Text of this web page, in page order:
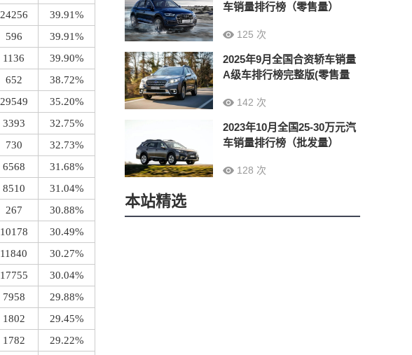
24256
39.91%
596
39.91%
1136
39.90%
652
38.72%
29549
35.20%
3393
32.75%
730
32.73%
6568
31.68%
8510
31.04%
267
30.88%
10178
30.49%
11840
30.27%
17755
30.04%
7958
29.88%
1802
29.45%
1782
29.22%
车销量排行榜（零售量）
125 次
2025年9月全国合资轿车销量
A级车排行榜完整版(零售量
142 次
2023年10月全国25-30万元汽
车销量排行榜（批发量）
128 次
本站精选